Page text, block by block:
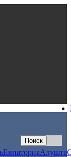
ЕвпаторияАлушта